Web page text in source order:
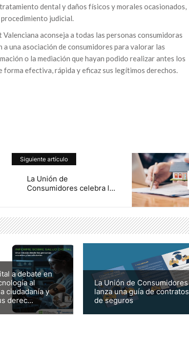
dental y daños físicos y morales ocasionados,
judicial.
aconseja a todas las personas consumidoras
a una asociación de consumidores para valorar las
o la mediación que hayan podido realizar antes los
forma efectiva, rápida y eficaz sus legítimos derechos.
Siguiente artículo
La Unión de
Consumidores celebra l...
a debate en
al
ciudadanía y
derec...
La Unión de Consumidores
lanza una guía de contratos
de seguros